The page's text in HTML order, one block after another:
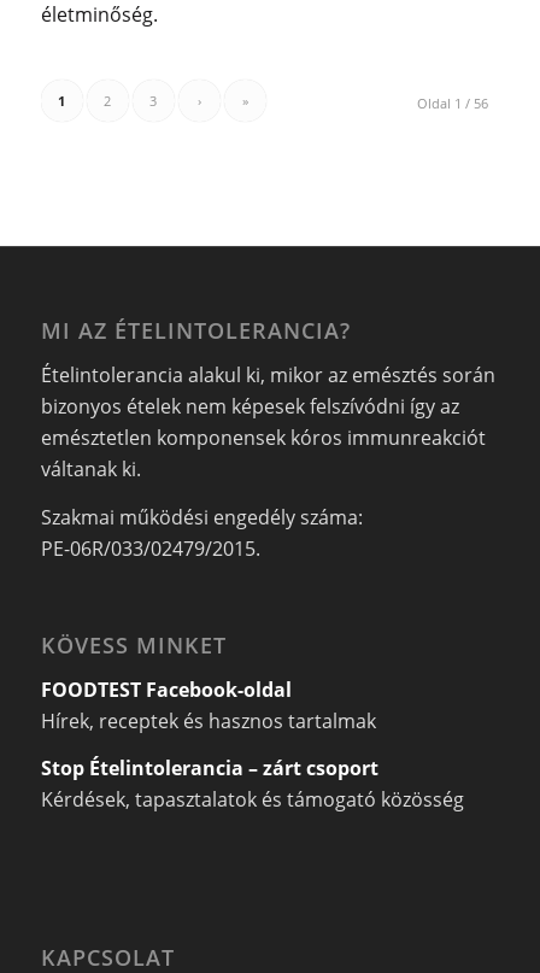
életminőség.
Oldal 1 / 56
1 2 3 › »
MI AZ ÉTELINTOLERANCIA?
Ételintolerancia alakul ki, mikor az emésztés során
bizonyos ételek nem képesek felszívódni így az
emésztetlen komponensek kóros immunreakciót
váltanak ki.
Szakmai működési engedély száma:
PE-06R/033/02479/2015.
KÖVESS MINKET
FOODTEST Facebook-oldal
Hírek, receptek és hasznos tartalmak
Stop Ételintolerancia – zárt csoport
Kérdések, tapasztalatok és támogató közösség
KAPCSOLAT